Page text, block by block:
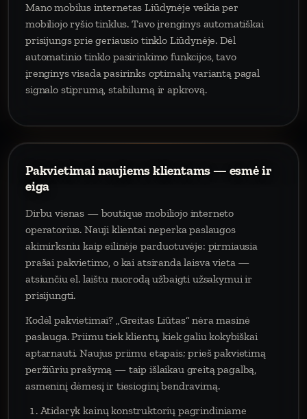
Mano mobilus internetas Liūdynėje veikia per
mobiliojo ryšio tinklus. Tavo įrenginys automatiškai
prisijungs prie geriausio tinklo Liūdynėje. Dėl
automatinio tinklo pasirinkimo funkcijos, tavo
įrenginys visada pasirinks optimalų variantą pagal
signalo stiprumą, stabilumą ir apkrovą.
Pakvietimai naujiems klientams — esmė ir
eiga
Dirbu vienas — boutique mobiliojo interneto
operatorius. Nauji klientai neperka paslaugos
akimirksniu kaip eilinėje parduotuvėje: pirmiausia
prašai pakvietimo, o kai atsiranda laisva vieta —
atsiunčiu el. laištu nuorodą užbaigti užsakymui ir
prisijungti.
Kodėl pakvietimai? „Greitas Liūtas“ nėra masinė
paslauga. Priimu tiek klientų, kiek galiu kokybiškai
aptarnauti. Naujus priimu etapais; prieš pakvietimą
peržiūriu prašymą — taip išlaikau greitą pagalbą,
asmeninį dėmesį ir tiesioginį bendravimą.
Atidaryk kainų konstruktorių pagrindiniame